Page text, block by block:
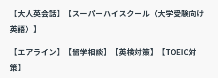
【大人英会話】【スーパーハイスクール（大学受験向け
英語）】
【エアライン】【留学相談】
【英検対策】【TOEIC対
策】